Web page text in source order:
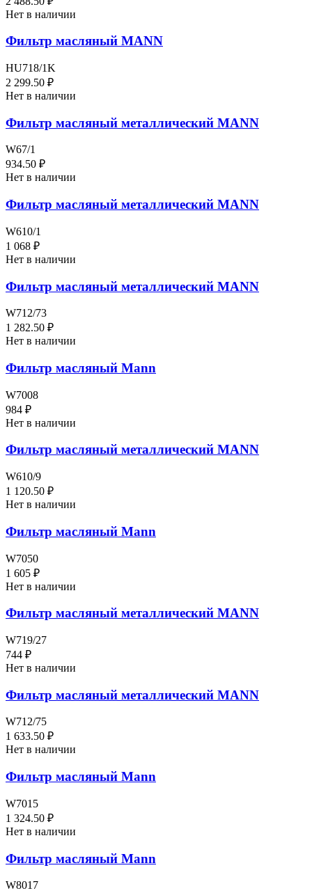
Нет в наличии
Фильтр масляный MANN
HU718/1K
2 299.50 ₽
Нет в наличии
Фильтр масляный металлический MANN
W67/1
934.50 ₽
Нет в наличии
Фильтр масляный металлический MANN
W610/1
1 068 ₽
Нет в наличии
Фильтр масляный металлический MANN
W712/73
1 282.50 ₽
Нет в наличии
Фильтр масляный Mann
W7008
984 ₽
Нет в наличии
Фильтр масляный металлический MANN
W610/9
1 120.50 ₽
Нет в наличии
Фильтр масляный Mann
W7050
1 605 ₽
Нет в наличии
Фильтр масляный металлический MANN
W719/27
744 ₽
Нет в наличии
Фильтр масляный металлический MANN
W712/75
1 633.50 ₽
Нет в наличии
Фильтр масляный Mann
W7015
1 324.50 ₽
Нет в наличии
Фильтр масляный Mann
W8017